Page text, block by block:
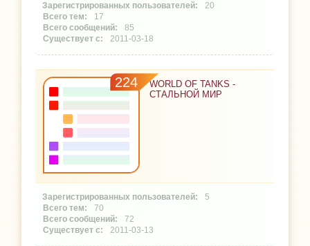
20
17
85
2011-03-18
224
WORLD OF TANKS -
СТАЛЬНОЙ МИР
5
70
72
2011-03-13